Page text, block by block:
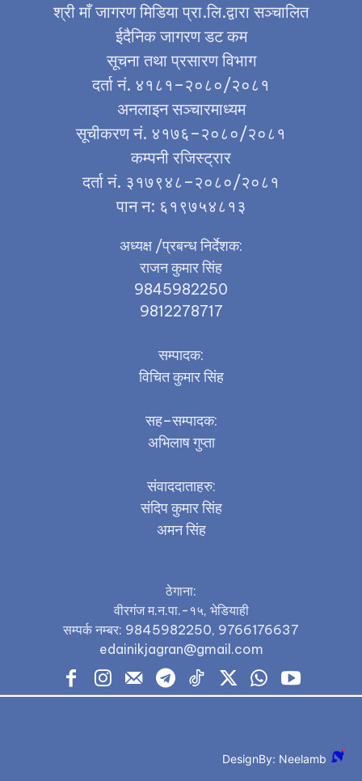
श्री माँ जागरण मिडिया प्रा.लि.द्वारा सञ्चालित
ईदैनिक जागरण डट कम
सूचना तथा प्रसारण विभाग
दर्ता नं. ४१८१–२०८०/२०८१
अनलाइन सञ्चारमाध्यम
सूचीकरण नं. ४१७६–२०८०/२०८१
कम्पनी रजिस्ट्रार
दर्ता नं. ३१७९४८–२०८०/२०८१
पान न: ६१९७५४८१३
अध्यक्ष /प्रबन्ध निर्देशक:
राजन कुमार सिंह
9845982250
9812278717
सम्पादक:
विचित कुमार सिंह
सह–सम्पादक:
अभिलाष गुप्ता
संवाददाताहरु:
संदिप कुमार सिंह
अमन सिंह
ठेगाना:
वीरगंज म.न.पा.-१५, भेडियाही
सम्पर्क नम्बर: 9845982250, 9766176637
edainikjagran@gmail.com
DesignBy: Neelamb